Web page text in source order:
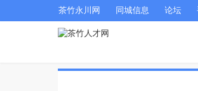
茶竹永川网 同城信息 论坛